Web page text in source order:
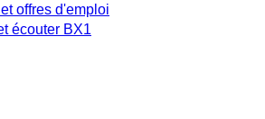
offres d'emploi
écouter BX1